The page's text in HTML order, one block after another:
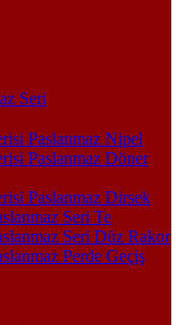
Seri
Paslanmaz Nipel
Paslanmaz Döner
Paslanmaz Dirsek
Seri Te
Seri Düz Rakor
Perde Geçiş